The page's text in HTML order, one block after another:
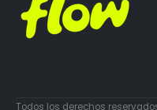
Todos los derechos